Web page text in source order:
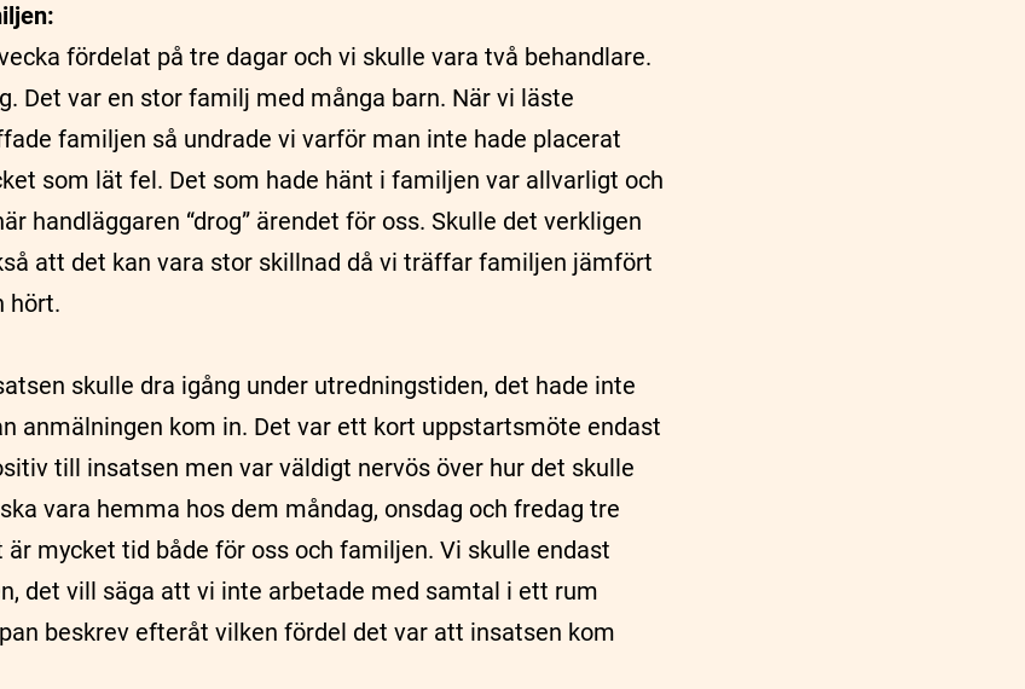
fördelat på tre dagar och vi skulle vara två behandlare.
Det var en stor familj med många barn. När vi läste
familjen så undrade vi varför man inte hade placerat
som lät fel. Det som hade hänt i familjen var allvarligt och
handläggaren “drog” ärendet för oss. Skulle det verkligen
att det kan vara stor skillnad då vi träffar familjen jämfört
hört.
skulle dra igång under utredningstiden, det hade inte
anmälningen kom in. Det var ett kort uppstartsmöte endast
till insatsen men var väldigt nervös över hur det skulle
vara hemma hos dem måndag, onsdag och fredag tre
mycket tid både för oss och familjen. Vi skulle endast
det vill säga att vi inte arbetade med samtal i ett rum
beskrev efteråt vilken fördel det var att insatsen kom